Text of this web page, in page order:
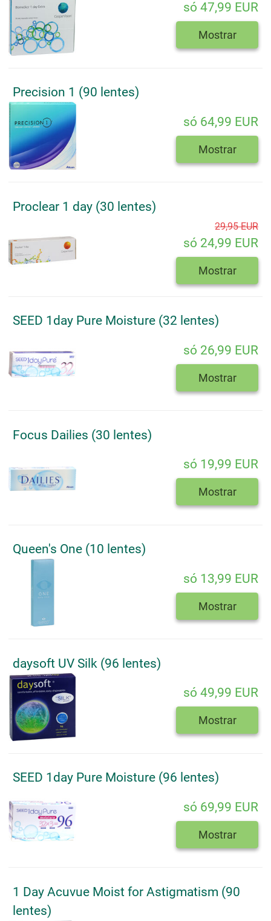
só 47,99 EUR
Mostrar
Precision 1 (90 lentes)
só 64,99 EUR
Mostrar
Proclear 1 day (30 lentes)
29,95 EUR
só 24,99 EUR
Mostrar
SEED 1day Pure Moisture (32 lentes)
só 26,99 EUR
Mostrar
Focus Dailies (30 lentes)
só 19,99 EUR
Mostrar
Queen's One (10 lentes)
só 13,99 EUR
Mostrar
daysoft UV Silk (96 lentes)
só 49,99 EUR
Mostrar
SEED 1day Pure Moisture (96 lentes)
só 69,99 EUR
Mostrar
1 Day Acuvue Moist for Astigmatism (90
lentes)